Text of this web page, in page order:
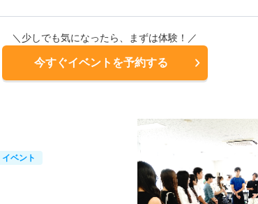
＼少しでも気になったら、まずは体験！／
今すぐイベントを予約する
イベント